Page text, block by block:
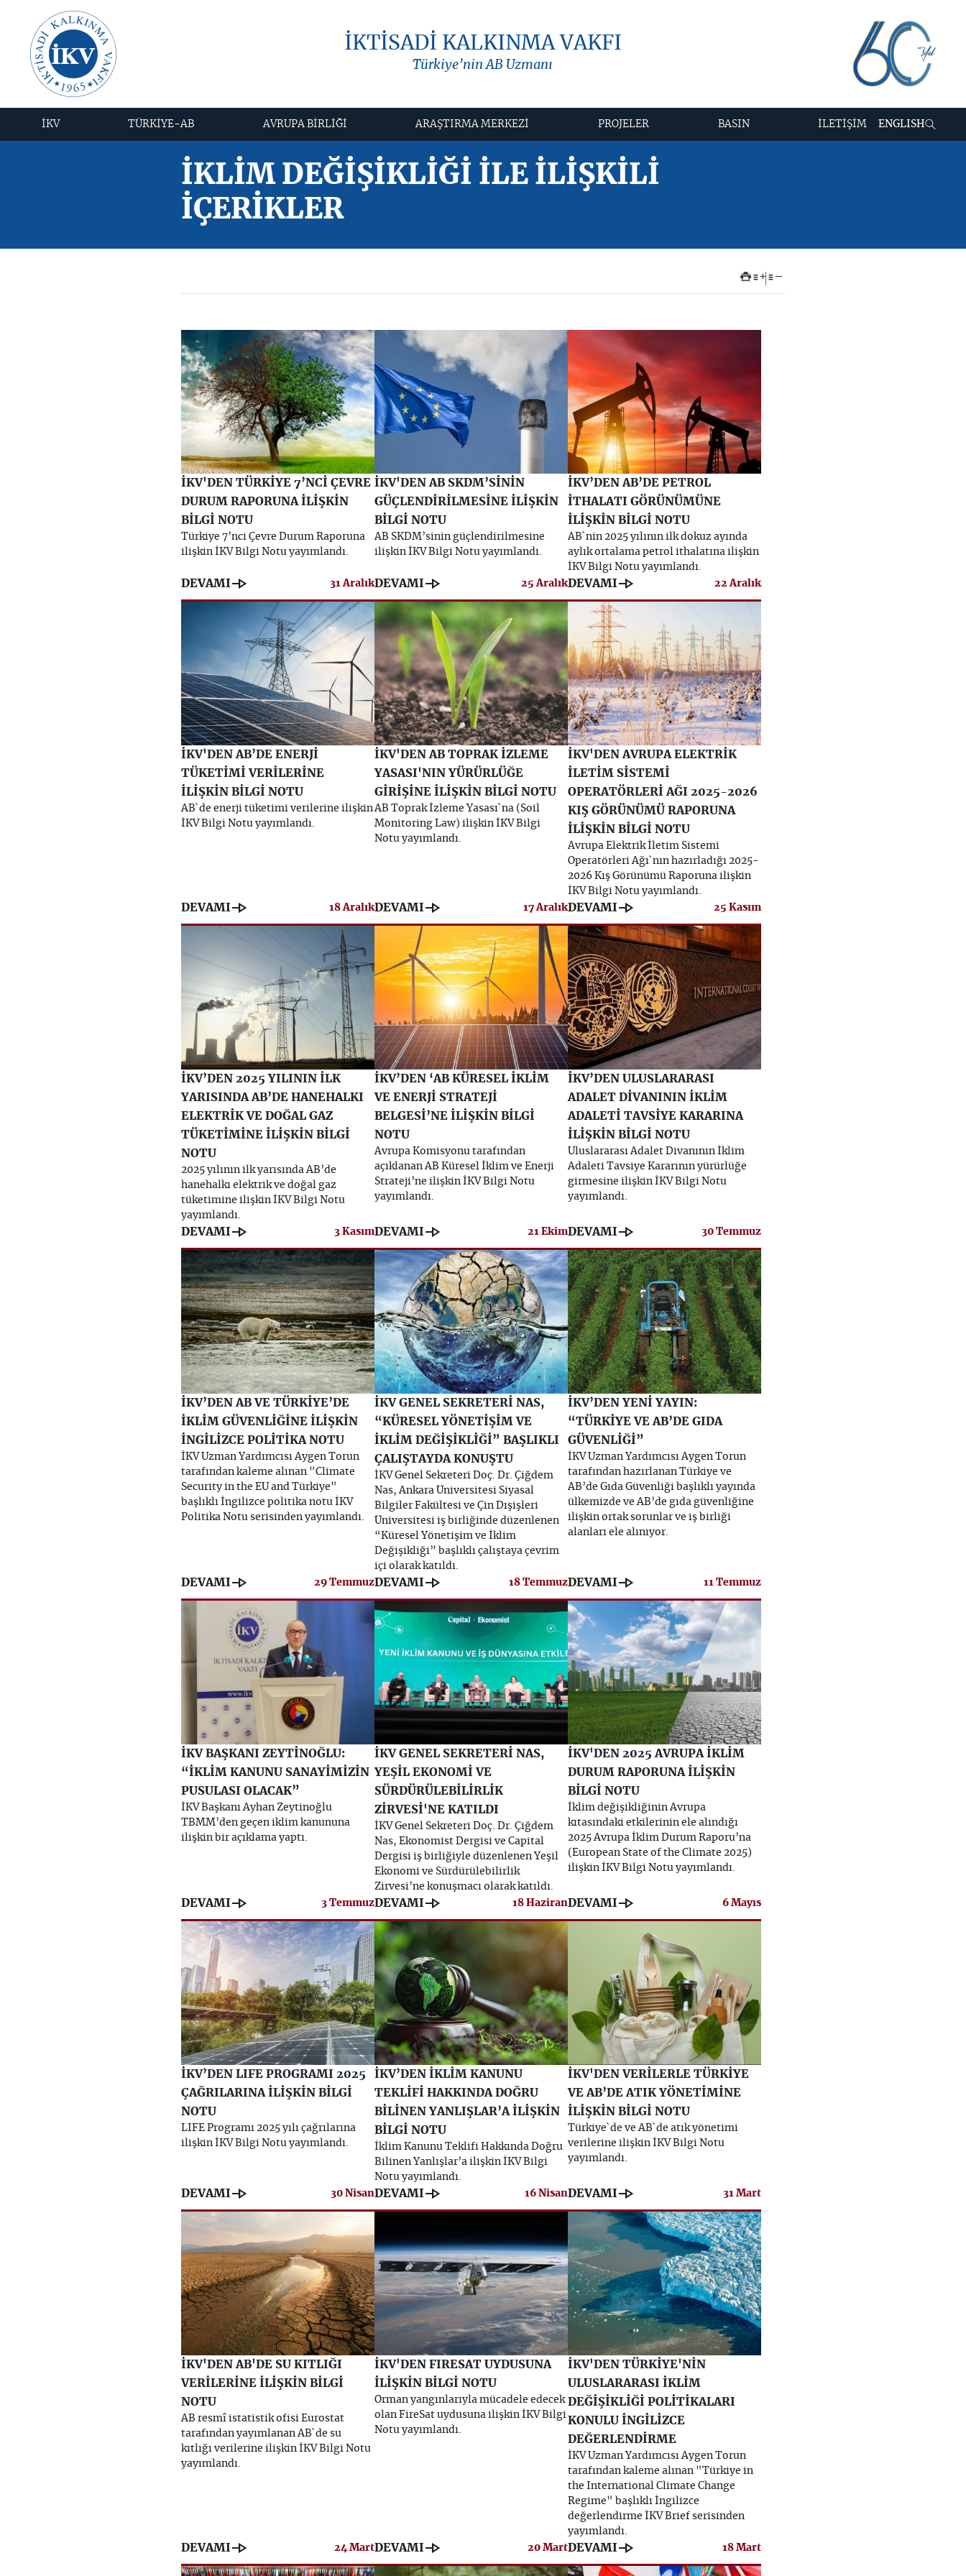
İKTİSADİ KALKINMA VAKFI
Türkiye’nin AB Uzmanı
İKV TÜRKİYE-AB AVRUPA BİRLİĞİ ARAŞTIRMA MERKEZİ PROJELER BASIN İLETİŞİM ENGLISH
İKLİM DEĞİŞİKLİĞİ İLE İLİŞKİLİ
İÇERİKLER
+ –
İKV'DEN TÜRKİYE 7’NCİ ÇEVRE
DURUM RAPORUNA İLİŞKİN
BİLGİ NOTU
Türkiye 7’nci Çevre Durum Raporuna
ilişkin İKV Bilgi Notu yayımlandı.
DEVAMI line_end_arrow 31 Aralık
İKV'DEN AB SKDM’SİNİN
GÜÇLENDİRİLMESİNE İLİŞKİN
BİLGİ NOTU
AB SKDM’sinin güçlendirilmesine
ilişkin İKV Bilgi Notu yayımlandı.
DEVAMI line_end_arrow 25 Aralık
İKV’DEN AB’DE PETROL
İTHALATI GÖRÜNÜMÜNE
İLİŞKİN BİLGİ NOTU
AB`nin 2025 yılının ilk dokuz ayında
aylık ortalama petrol ithalatına ilişkin
İKV Bilgi Notu yayımlandı.
DEVAMI line_end_arrow 22 Aralık
İKV'DEN AB’DE ENERJİ
TÜKETİMİ VERİLERİNE
İLİŞKİN BİLGİ NOTU
AB`de enerji tüketimi verilerine ilişkin
İKV Bilgi Notu yayımlandı.
DEVAMI line_end_arrow 18 Aralık
İKV'DEN AB TOPRAK İZLEME
YASASI'NIN YÜRÜRLÜĞE
GİRİŞİNE İLİŞKİN BİLGİ NOTU
AB Toprak İzleme Yasası`na (Soil
Monitoring Law) ilişkin İKV Bilgi
Notu yayımlandı.
DEVAMI line_end_arrow 17 Aralık
İKV'DEN AVRUPA ELEKTRİK
İLETİM SİSTEMİ
OPERATÖRLERİ AĞI 2025-2026
KIŞ GÖRÜNÜMÜ RAPORUNA
İLİŞKİN BİLGİ NOTU
Avrupa Elektrik İletim Sistemi
Operatörleri Ağı`nın hazırladığı 2025-
2026 Kış Görünümü Raporuna ilişkin
İKV Bilgi Notu yayımlandı.
DEVAMI line_end_arrow 25 Kasım
İKV’DEN 2025 YILININ İLK
YARISINDA AB’DE HANEHALKI
ELEKTRİK VE DOĞAL GAZ
TÜKETİMİNE İLİŞKİN BİLGİ
NOTU
2025 yılının ilk yarısında AB’de
hanehalkı elektrik ve doğal gaz
tüketimine ilişkin İKV Bilgi Notu
yayımlandı.
DEVAMI line_end_arrow 3 Kasım
İKV’DEN ‘AB KÜRESEL İKLİM
VE ENERJİ STRATEJİ
BELGESİ’NE İLİŞKİN BİLGİ
NOTU
Avrupa Komisyonu tarafından
açıklanan AB Küresel İklim ve Enerji
Strateji’ne ilişkin İKV Bilgi Notu
yayımlandı.
DEVAMI line_end_arrow 21 Ekim
İKV’DEN ULUSLARARASI
ADALET DİVANININ İKLİM
ADALETİ TAVSİYE KARARINA
İLİŞKİN BİLGİ NOTU
Uluslararası Adalet Divanının İklim
Adaleti Tavsiye Kararının yürürlüğe
girmesine ilişkin İKV Bilgi Notu
yayımlandı.
DEVAMI line_end_arrow 30 Temmuz
İKV’DEN AB VE TÜRKİYE’DE
İKLİM GÜVENLİĞİNE İLİŞKİN
İNGİLİZCE POLİTİKA NOTU
İKV Uzman Yardımcısı Aygen Torun
tarafından kaleme alınan "Climate
Security in the EU and Türkiye"
başlıklı İngilizce politika notu İKV
Politika Notu serisinden yayımlandı.
DEVAMI line_end_arrow 29 Temmuz
İKV GENEL SEKRETERİ NAS,
“KÜRESEL YÖNETİŞİM VE
İKLİM DEĞİŞİKLİĞİ” BAŞLIKLI
ÇALIŞTAYDA KONUŞTU
İKV Genel Sekreteri Doç. Dr. Çiğdem
Nas, Ankara Üniversitesi Siyasal
Bilgiler Fakültesi ve Çin Dışişleri
Üniversitesi iş birliğinde düzenlenen
“Küresel Yönetişim ve İklim
Değişikliği” başlıklı çalıştaya çevrim
içi olarak katıldı.
DEVAMI line_end_arrow 18 Temmuz
İKV’DEN YENİ YAYIN:
“TÜRKİYE VE AB’DE GIDA
GÜVENLİĞİ”
İKV Uzman Yardımcısı Aygen Torun
tarafından hazırlanan Türkiye ve
AB’de Gıda Güvenliği başlıklı yayında
ülkemizde ve AB’de gıda güvenliğine
ilişkin ortak sorunlar ve iş birliği
alanları ele alınıyor.
DEVAMI line_end_arrow 11 Temmuz
İKV BAŞKANI ZEYTİNOĞLU:
“İKLİM KANUNU SANAYİMİZİN
PUSULASI OLACAK”
İKV Başkanı Ayhan Zeytinoğlu
TBMM’den geçen iklim kanununa
ilişkin bir açıklama yaptı.
DEVAMI line_end_arrow 3 Temmuz
İKV GENEL SEKRETERİ NAS,
YEŞİL EKONOMİ VE
SÜRDÜRÜLEBİLİRLİK
ZİRVESİ'NE KATILDI
İKV Genel Sekreteri Doç. Dr. Çiğdem
Nas, Ekonomist Dergisi ve Capital
Dergisi iş birliğiyle düzenlenen Yeşil
Ekonomi ve Sürdürülebilirlik
Zirvesi’ne konuşmacı olarak katıldı.
DEVAMI line_end_arrow 18 Haziran
İKV'DEN 2025 AVRUPA İKLİM
DURUM RAPORUNA İLİŞKİN
BİLGİ NOTU
İklim değişikliğinin Avrupa
kıtasındaki etkilerinin ele alındığı
2025 Avrupa İklim Durum Raporu’na
(European State of the Climate 2025)
ilişkin İKV Bilgi Notu yayımlandı.
DEVAMI line_end_arrow 6 Mayıs
İKV’DEN LIFE PROGRAMI 2025
ÇAĞRILARINA İLİŞKİN BİLGİ
NOTU
LIFE Programı 2025 yılı çağrılarına
ilişkin İKV Bilgi Notu yayımlandı.
DEVAMI line_end_arrow 30 Nisan
İKV’DEN İKLİM KANUNU
TEKLİFİ HAKKINDA DOĞRU
BİLİNEN YANLIŞLAR’A İLİŞKİN
BİLGİ NOTU
İklim Kanunu Teklifi Hakkında Doğru
Bilinen Yanlışlar’a ilişkin İKV Bilgi
Notu yayımlandı.
DEVAMI line_end_arrow 16 Nisan
İKV'DEN VERİLERLE TÜRKİYE
VE AB’DE ATIK YÖNETİMİNE
İLİŞKİN BİLGİ NOTU
Türkiye`de ve AB`de atık yönetimi
verilerine ilişkin İKV Bilgi Notu
yayımlandı.
DEVAMI line_end_arrow 31 Mart
İKV'DEN AB'DE SU KITLIĞI
VERİLERİNE İLİŞKİN BİLGİ
NOTU
AB resmî istatistik ofisi Eurostat
tarafından yayımlanan AB`de su
kıtlığı verilerine ilişkin İKV Bilgi Notu
yayımlandı.
DEVAMI line_end_arrow 24 Mart
İKV'DEN FIRESAT UYDUSUNA
İLİŞKİN BİLGİ NOTU
Orman yangınlarıyla mücadele edecek
olan FireSat uydusuna ilişkin İKV Bilgi
Notu yayımlandı.
DEVAMI line_end_arrow 20 Mart
İKV'DEN TÜRKİYE'NİN
ULUSLARARASI İKLİM
DEĞİŞİKLİĞİ POLİTİKALARI
KONULU İNGİLİZCE
DEĞERLENDİRME
İKV Uzman Yardımcısı Aygen Torun
tarafından kaleme alınan "Türkiye in
the International Climate Change
Regime" başlıklı İngilizce
değerlendirme İKV Brief serisinden
yayımlandı.
DEVAMI line_end_arrow 18 Mart